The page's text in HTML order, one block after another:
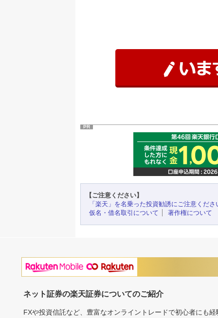
PR
【ご注意ください】
「楽天」を名乗った投資勧誘にご注意くださ
仮名・借名取引について
著作権について
ネット証券の楽天証券についてのご紹介
FXや投資信託など、豊富なオンライントレードで初心者にも